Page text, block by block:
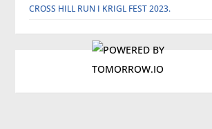
CROSS HILL RUN I KRIGL FEST 2023.